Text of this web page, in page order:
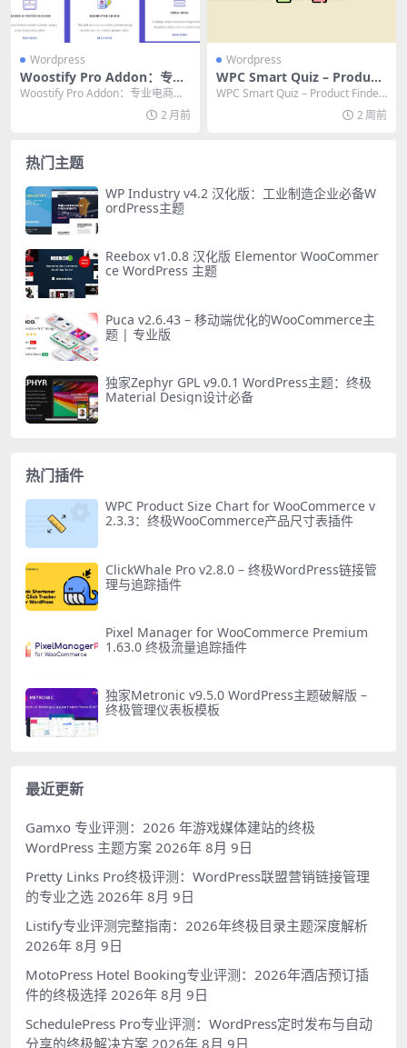
Wordpress
Woostify Pro Addon：专业
电商建站的终极加速器与必备
Woostify Pro Addon：专业电商建
站的终极加速器与必备工具包 如
2 月前
Wordpress
WPC Smart Quiz – Product
Finder for WooCommerce
Premium：终极产品推荐引
WPC Smart Quiz – Product Finder
2 周前
热门主题
WP Industry v4.2 汉化版：工业制造企业必备W
ordPress主题
Reebox v1.0.8 汉化版 Elementor WooCommer
ce WordPress 主题
Puca v2.6.43 – 移动端优化的WooCommerce主
题 | 专业版
独家Zephyr GPL v9.0.1 WordPress主题：终极
Material Design设计必备
热门插件
WPC Product Size Chart for WooCommerce v
2.3.3：终极WooCommerce产品尺寸表插件
ClickWhale Pro v2.8.0 – 终极WordPress链接管
理与追踪插件
Pixel Manager for WooCommerce Premium
1.63.0 终极流量追踪插件
独家Metronic v9.5.0 WordPress主题破解版 –
终极管理仪表板模板
最近更新
Gamxo 专业评测：2026 年游戏媒体建站的终极
WordPress 主题方案 2026年 8月 9日
Pretty Links Pro终极评测：WordPress联盟营销链接管理
的专业之选 2026年 8月 9日
Listify专业评测完整指南：2026年终极目录主题深度解析
2026年 8月 9日
MotoPress Hotel Booking专业评测：2026年酒店预订插
件的终极选择 2026年 8月 9日
SchedulePress Pro专业评测：WordPress定时发布与自动
分享的终极解决方案 2026年 8月 9日